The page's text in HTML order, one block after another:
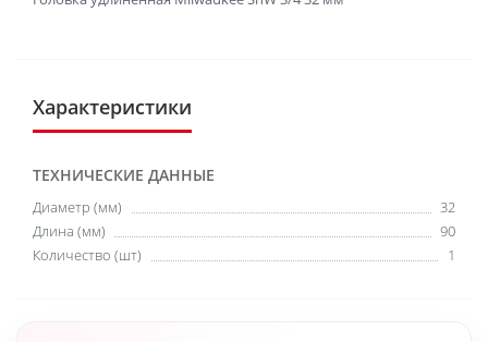
Характеристики
ТЕХНИЧЕСКИЕ ДАННЫЕ
Диаметр (мм)
32
Длина (мм)
90
Количество (шт)
1